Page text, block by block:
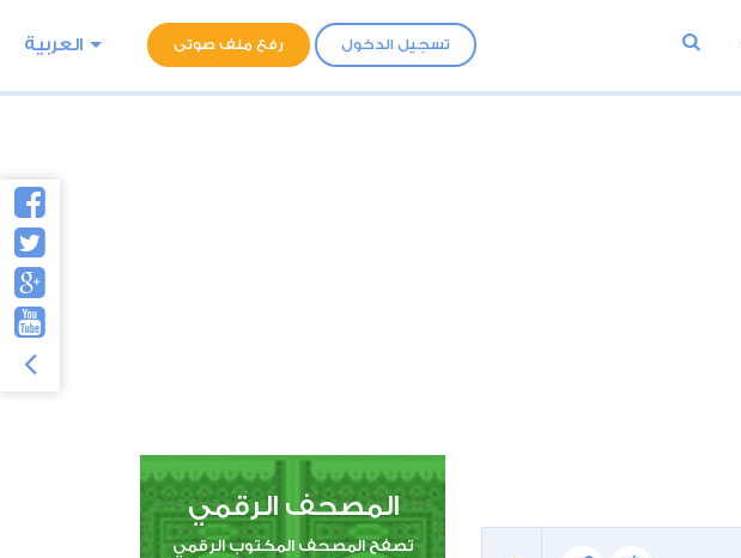
تسجيل الدخول رفع ملف صوتى العربية
المصحف الرقمي
تصفح المصحف المكتوب الرقمي